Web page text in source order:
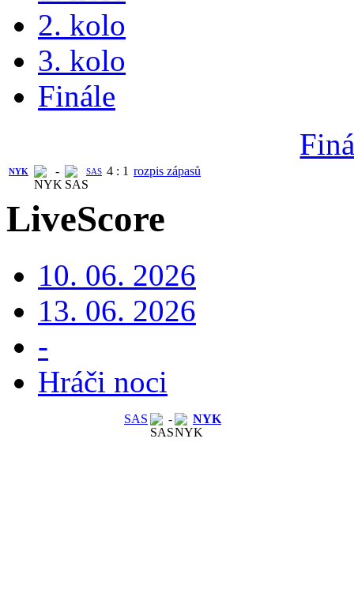
2. kolo
3. kolo
Finále
NYK - SAS 4 : 1 rozpis zápasů
LiveScore
10. 06. 2026
13. 06. 2026
-
Hráči noci
SAS - NYK